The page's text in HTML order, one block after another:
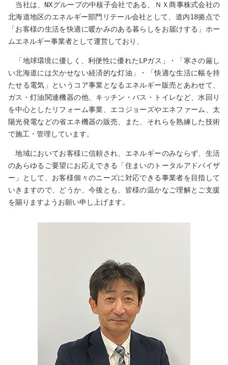
当社は、NXグループの中核子会社である、ＮＸ商事株式会社の
北海道地区のエネルギー部門リテール会社として、道内18拠点で
「お客様の生活を快適に暖かみのある暮らしをお届けする」ホー
ムエネルギー事業者として運営しており、
「地球環境に優しく、利便性に優れたLPガス」・「寒さの厳し
い北海道には欠かせない経済的な灯油」・「快適な生活に幅を持
たせる電気」というコア事業となるエネルギー販売とあわせて、
ガス・灯油関連機器の他、キッチン・バス・トイレなど、水回り
を中心としたリフォーム事業、エコジョーズやエネファーム、太
陽光発電などの省エネ機器の販売、また、それらを熟練した技術
で施工・管理しています。
地域においてお客様に信頼され、エネルギーのみならず、生活
のあらゆるご要望にお応えできる「住まいのトータルアドバイザ
ー」として、お客様個々のニーズに対応できる事業者を目指して
いきますので、どうか、今後とも、皆様の温かなご理解とご支援
を賜りますようお願い申し上げます。